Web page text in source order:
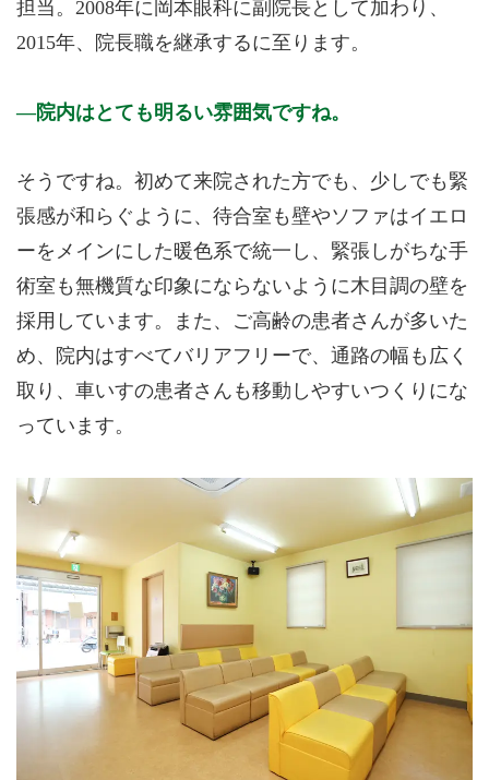
担当。2008年に岡本眼科に副院長として加わり、
2015年、院長職を継承するに至ります。
院内はとても明るい雰囲気ですね。
そうですね。初めて来院された方でも、少しでも緊
張感が和らぐように、待合室も壁やソファはイエロ
ーをメインにした暖色系で統一し、緊張しがちな手
術室も無機質な印象にならないように木目調の壁を
採用しています。また、ご高齢の患者さんが多いた
め、院内はすべてバリアフリーで、通路の幅も広く
取り、車いすの患者さんも移動しやすいつくりにな
っています。